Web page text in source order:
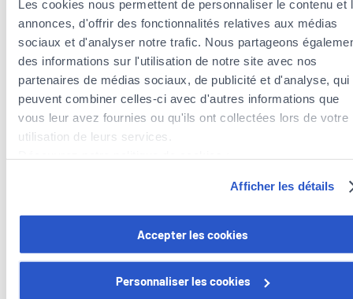
Les cookies nous permettent de personnaliser le contenu et
annonces, d'offrir des fonctionnalités relatives aux médias
sociaux et d'analyser notre trafic. Nous partageons
des informations sur l'utilisation de notre site avec nos
partenaires de médias sociaux, de publicité et d'analyse, qui
peuvent combiner celles-ci avec d'autres informations que
vous leur avez fournies ou qu'ils ont collectées lors de votre
utilisation de leurs services.
Vous avez la possibilité de retirer votre consentement à tout
moment en cliquant sur le lien "gestion des cookies" en bas
Afficher les détails
Accepter les cookies
Personnaliser les cookies
Insurance agents near the municipality of
Rosport-Mompach
Insurance agents in the municipality of Rosport-
Mompach
Insurance agents in the municipality of Grevenmacher
Insurance agents in the municipality of Mertert
Insurance agents in the municipality of Echternach